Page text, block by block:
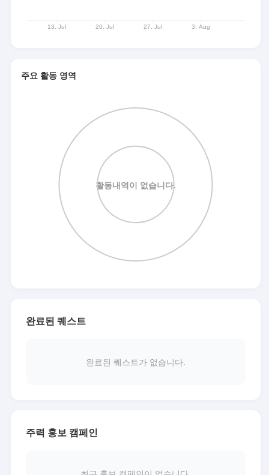
주요 활동 영역
완료된 퀘스트
완료된 퀘스트가 없습니다.
주력 홍보 캠페인